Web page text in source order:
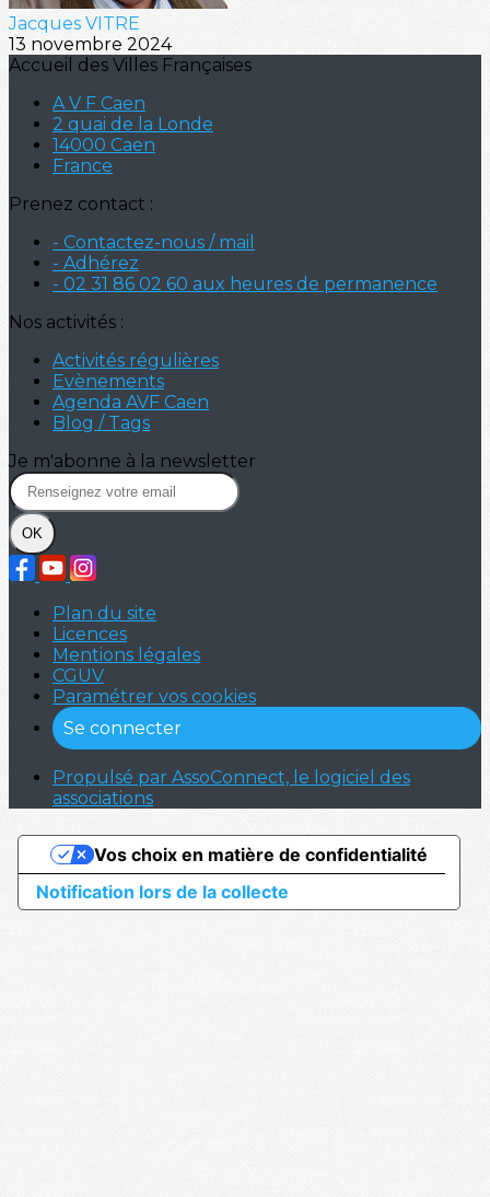
Jacques VITRE
13 novembre 2024
Accueil des Villes Françaises
A V F Caen
2 quai de la Londe
14000 Caen
France
Prenez contact :
- Contactez-nous / mail
- Adhérez
- 02 31 86 02 60 aux heures de permanence
Nos activités :
Activités régulières
Evènements
Agenda AVF Caen
Blog / Tags
Je m'abonne à la newsletter
OK
Plan du site
Licences
Mentions légales
CGUV
Paramétrer vos cookies
Se connecter
Propulsé par AssoConnect, le logiciel des
associations
Notification lors de la collecte
Vos choix en matière de confidentialité